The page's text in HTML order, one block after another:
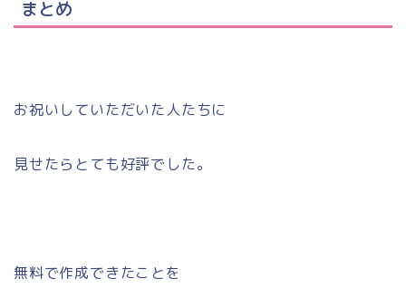
まとめ
お祝いしていただいた人たちに
見せたらとても好評でした。
無料で作成できたことを